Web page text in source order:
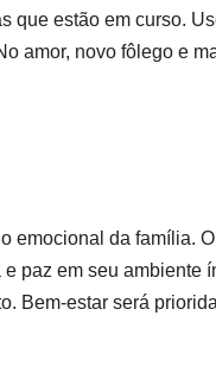
que estão em curso.
amor, novo fôlego e
emocional da família.
paz em seu ambiente
Bem-estar será